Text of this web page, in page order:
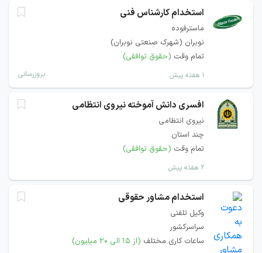
استخدام کارشناس فنی
ماسترفوده
نوبران (شهرک صنعتی نوبران)
تمام وقت (حقوق توافقی)
۱ هفته پیش بروزرسانی
افسری دانش آموخته نیروی انتظامی
نیروی انتظامی
چند استان
تمام وقت (حقوق توافقی)
۲ هفته پیش
استخدام مشاور حقوقی
وکیل تلفنی
سراسرکشور
ساعات کاری مختلف (از ۱۵ الی ۲۰ میلیون)